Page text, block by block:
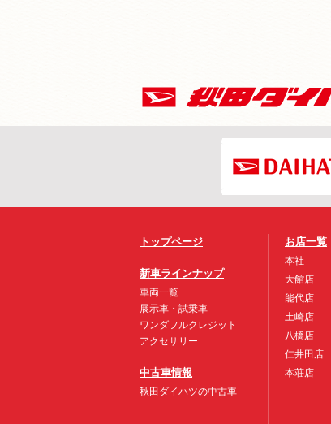
トップページ
新車ラインナップ
車両一覧
展示車・試乗車
ワンダフルクレジット
アクセサリー
中古車情報
秋田ダイハツの中古車
お店一覧
本社
大館店
能代店
土崎店
八橋店
仁井田店
本荘店